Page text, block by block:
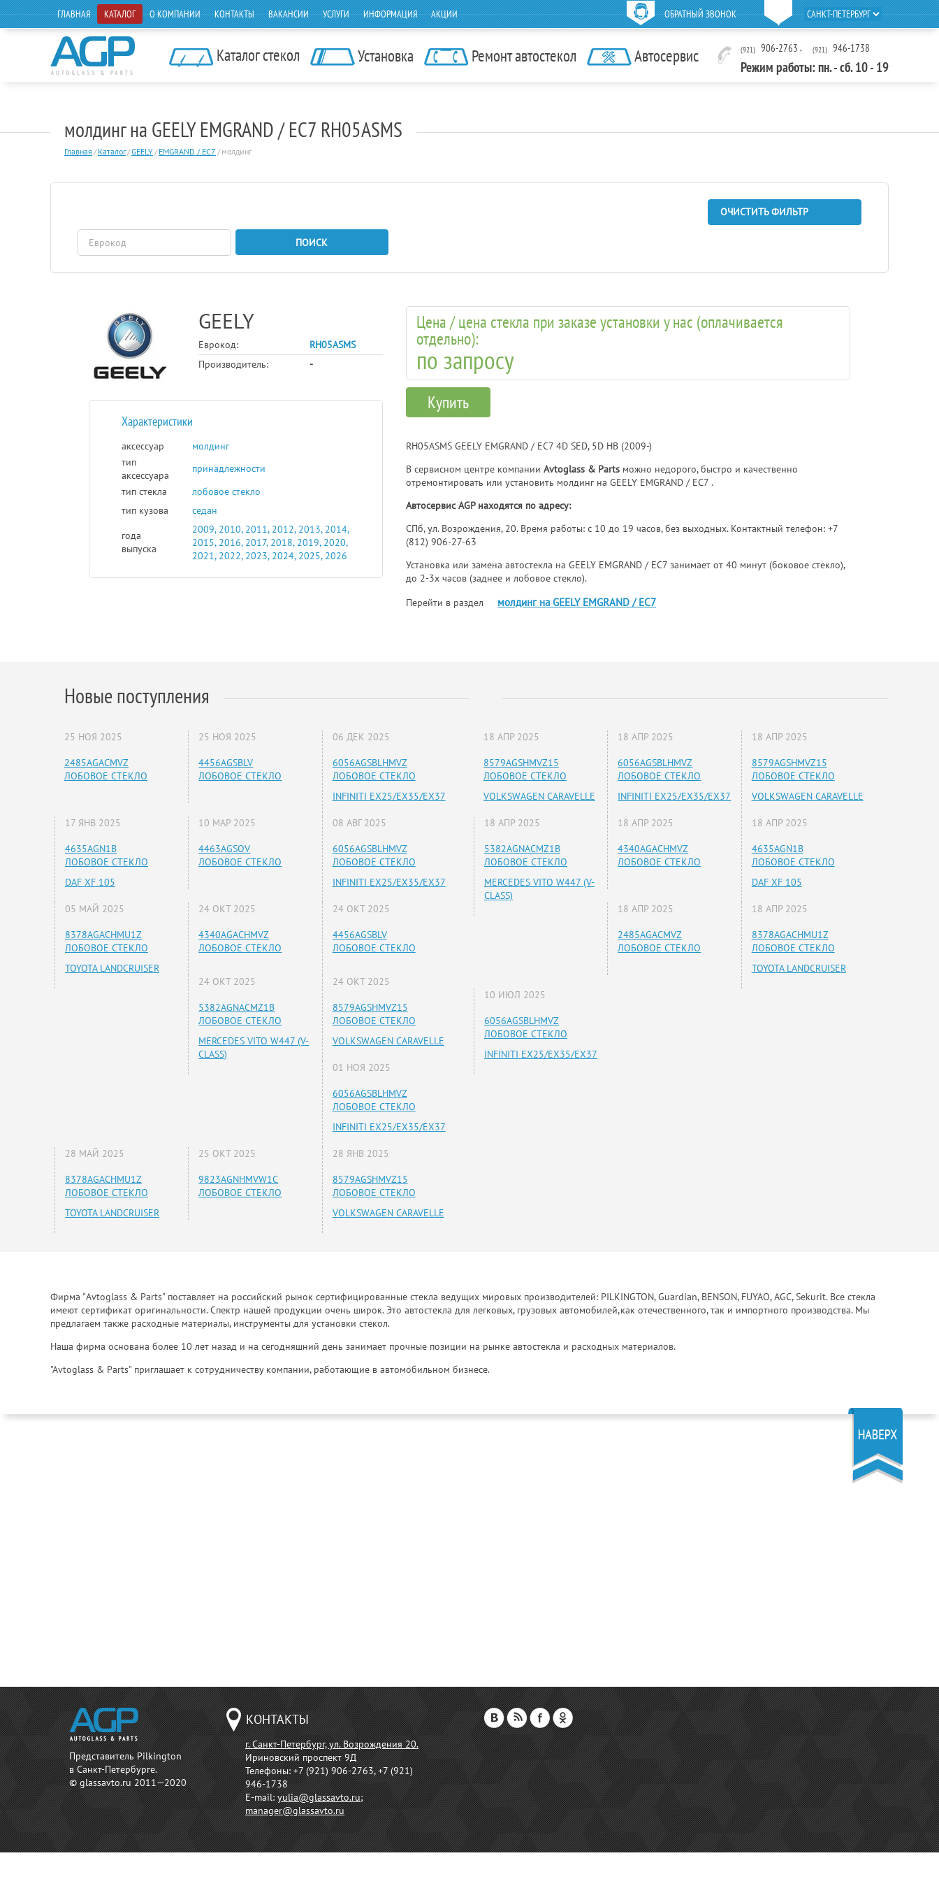
ОБРАТНЫЙ ЗВОНОК
ГЛАВНАЯ КАТАЛОГ О КОМПАНИИ КОНТАКТЫ ВАКАНСИИ УСЛУГИ ИНФОРМАЦИЯ АКЦИИ
Каталог стекол Установка Ремонт автостекол Автосервис (921) 906-2763 , (921) 946-1738
Режим работы: пн. - сб. 10 - 19
молдинг на GEELY EMGRAND / EC7 RH05ASMS
Главная / Каталог/GEELY/ EMGRAND / EC7 / молдинг
ОЧИСТИТЬ ФИЛЬТР
ПОИСК
GEELY
Еврокод:
RH05ASMS
Производитель:
-
Характеристики
аксессуар
молдинг
тип
аксессуара
принадлежности
тип стекла
лобовое стекло
тип кузова
седан
года
выпуска
2009, 2010, 2011, 2012, 2013, 2014,
2015, 2016, 2017, 2018, 2019, 2020,
2021, 2022, 2023, 2024, 2025, 2026
Цена / цена стекла при заказе установки у нас (оплачивается
отдельно):
по запросу
Купить
RH05ASMS GEELY EMGRAND / EC7 4D SED, 5D HB (2009-)
В сервисном центре компанииAvtoglass & Parts можно недорого, быстро и качественно
отремонтировать или установить молдинг на GEELY EMGRAND / EC7 .
Автосервис AGP находятся по адресу:
СПб, ул. Возрождения, 20. Время работы: с 10 до 19 часов, без выходных. Контактный телефон:+7
(812) 906-27-63
Установка или замена автостекла на GEELY EMGRAND / EC7 занимает от 40 минут (боковое стекло),
до 2-3х часов (заднее и лобовое стекло).
Перейти в раздел
молдинг на GEELY EMGRAND / EC7
Новые поступления
25 НОЯ 2025
2485AGACMVZ
ЛОБОВОЕ СТЕКЛО
25 НОЯ 2025
4456AGSBLV
ЛОБОВОЕ СТЕКЛО
06 ДЕК 2025
6056AGSBLHMVZ
ЛОБОВОЕ СТЕКЛО
INFINITI EX25/EX35/EX37
17 ЯНВ 2025
4635AGN1B
ЛОБОВОЕ СТЕКЛО
DAF XF 105
10 МАР 2025
4463AGSOV
ЛОБОВОЕ СТЕКЛО
08 АВГ 2025
6056AGSBLHMVZ
ЛОБОВОЕ СТЕКЛО
INFINITI EX25/EX35/EX37
05 МАЙ 2025
8378AGACHMU1Z
ЛОБОВОЕ СТЕКЛО
TOYOTA LANDCRUISER
24 ОКТ 2025
4340AGACHMVZ
ЛОБОВОЕ СТЕКЛО
24 ОКТ 2025
4456AGSBLV
ЛОБОВОЕ СТЕКЛО
24 ОКТ 2025
5382AGNACMZ1B
ЛОБОВОЕ СТЕКЛО
MERCEDES VITO W447 (V-
CLASS)
24 ОКТ 2025
8579AGSHMVZ15
ЛОБОВОЕ СТЕКЛО
VOLKSWAGEN CARAVELLE
01 НОЯ 2025
6056AGSBLHMVZ
ЛОБОВОЕ СТЕКЛО
INFINITI EX25/EX35/EX37
28 МАЙ 2025
8378AGACHMU1Z
ЛОБОВОЕ СТЕКЛО
TOYOTA LANDCRUISER
25 ОКТ 2025
9823AGNHMVW1C
ЛОБОВОЕ СТЕКЛО
28 ЯНВ 2025
8579AGSHMVZ15
ЛОБОВОЕ СТЕКЛО
VOLKSWAGEN CARAVELLE
18 АПР 2025
8579AGSHMVZ15
ЛОБОВОЕ СТЕКЛО
VOLKSWAGEN CARAVELLE
18 АПР 2025
6056AGSBLHMVZ
ЛОБОВОЕ СТЕКЛО
INFINITI EX25/EX35/EX37
18 АПР 2025
8579AGSHMVZ15
ЛОБОВОЕ СТЕКЛО
VOLKSWAGEN CARAVELLE
18 АПР 2025
5382AGNACMZ1B
ЛОБОВОЕ СТЕКЛО
MERCEDES VITO W447 (V-
CLASS)
18 АПР 2025
4340AGACHMVZ
ЛОБОВОЕ СТЕКЛО
18 АПР 2025
4635AGN1B
ЛОБОВОЕ СТЕКЛО
DAF XF 105
18 АПР 2025
2485AGACMVZ
ЛОБОВОЕ СТЕКЛО
18 АПР 2025
8378AGACHMU1Z
ЛОБОВОЕ СТЕКЛО
TOYOTA LANDCRUISER
10 ИЮЛ 2025
6056AGSBLHMVZ
ЛОБОВОЕ СТЕКЛО
INFINITI EX25/EX35/EX37
Фирма "Avtoglass & Parts" поставляет на российский рынок сертифицированные стекла ведущих мировых производителей: PILKINGTON, Guardian, BENSON, FUYAO, AGC, Sekurit. Все стекла
имеют сертификат оригинальности. Спектр нашей продукции очень широк. Это автостекла для легковых, грузовых автомобилей,как отечественного, так и импортного производства. Мы
предлагаем также расходные материалы, инструменты для установки стекол.
Наша фирма основана более 10 лет назад и на сегодняшний день занимает прочные позиции на рынке автостекла и расходных материалов.
"Avtoglass & Parts" приглашает к сотрудничеству компании, работающие в автомобильном бизнесе.
Представитель Pilkington
в Санкт-Петербурге.
© glassavto.ru 2011—2020
КОНТАКТЫ
г. Санкт-Петербург, ул. Возрождения 20.
Ириновский проспект 9Д
Телефоны:+7 (921) 906-2763, +7 (921)
946-1738
E-mail:yulia@glassavto.ru;
manager@glassavto.ru